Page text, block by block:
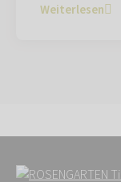
Weiterlesen